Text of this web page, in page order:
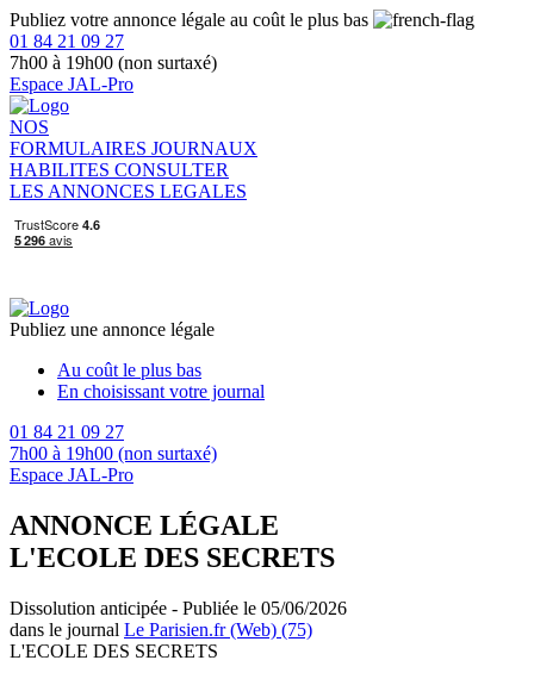
Publiez votre annonce légale au coût le plus bas
01 84 21 09 27
7h00 à 19h00 (non surtaxé)
Espace JAL-Pro
NOS
FORMULAIRES JOURNAUX
HABILITES CONSULTER
LES ANNONCES LEGALES
Publiez une annonce légale
Au coût le plus bas
En choisissant votre journal
01 84 21 09 27
7h00 à 19h00 (non surtaxé)
Espace JAL-Pro
ANNONCE LÉGALE
L'ECOLE DES SECRETS
Dissolution anticipée - Publiée le 05/06/2026
dans le journal Le Parisien.fr (Web) (75)
L'ECOLE DES SECRETS